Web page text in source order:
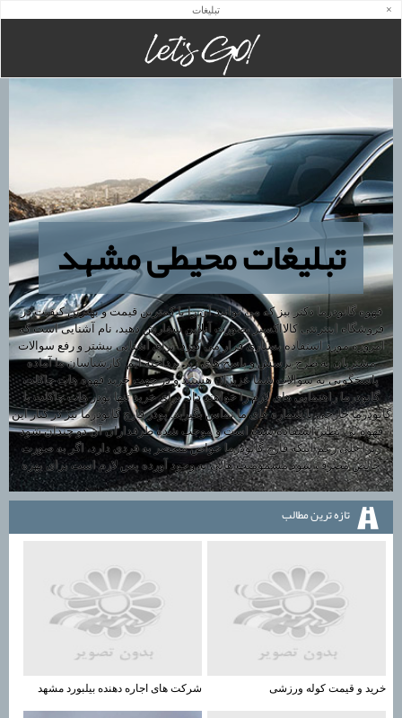
تبلیغات محیطی مشهد
قهوه گانودرما دکتر بیز که می توانید آن را با کمترین قیمت و بهترین کیفیت در
فروشگاه اینترنتی کالااکسیر بصورت آنلاین سفارش دهید، نام آشنایی است که
امروزه مورد استفاده بسیاری قرار می گیرد. برای آشنایی بیشتر و رفع سوالات
مشتریان به طرح پرسش و پاسخ های زیر پرداخته ایم. کارشناسان ما آماده
پاسخگویی به سوالات شما عزیزان هستند و در جهت خرید قهوه هات چاکلت
گانودرما راهنمایی های لازم را خواهند داد. برای خرید تنها پودر هات چاکلت با
گانودرما خارجی با شماره های ما تماس بگیرید. پودر قارچ گانودرما نیز در کنار این
قهوه بی نظیر استفاده شده است و موجب شده طرفداران آن دو چندان شود
زیرا علی رغم اینکه قارچ گانودرما خواص منحصر به فردی دارد، اگر به صورت
خالص مصرف شود مسمومیت هایی به وجود آورده پس لازم است برای بهره
تازه ترين مطالب
خرید و قیمت کوله ورزشی شرکت های اجاره دهنده بیلبورد مشهد
تبلیغات ×